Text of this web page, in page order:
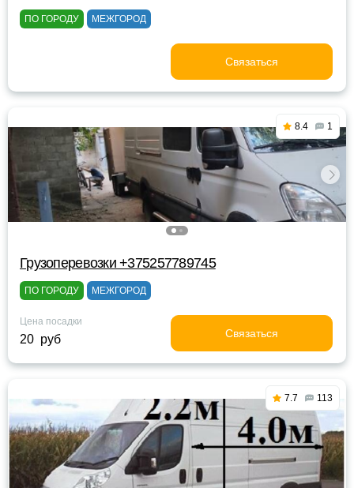
ПО ГОРОДУ МЕЖГОРОД
Связаться
8.4 1
Грузоперевозки +375257789745
ПО ГОРОДУ МЕЖГОРОД
Цена посадки
20 руб Связаться
7.7 113